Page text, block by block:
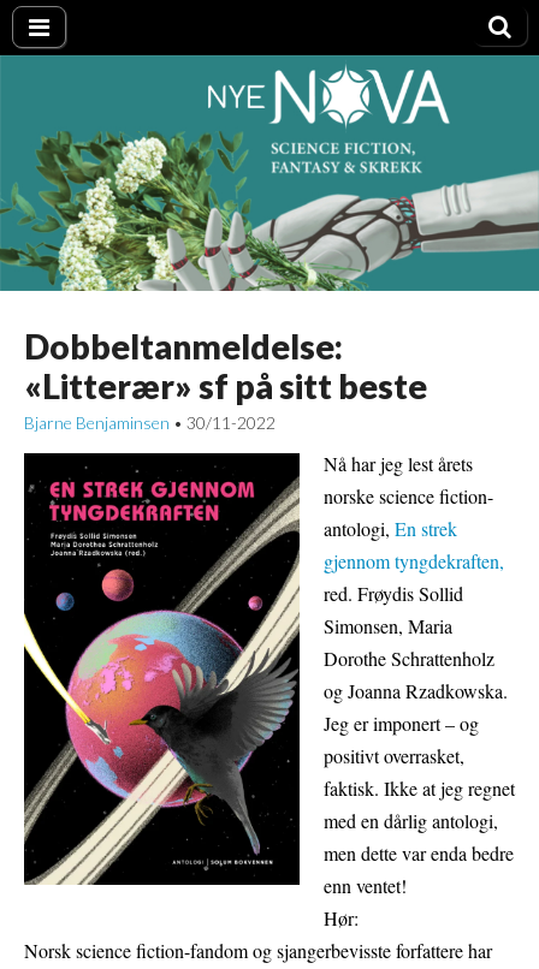
Nye NOVA
Dobbeltanmeldelse:
«Litterær» sf på sitt beste
Bjarne Benjaminsen • 30/11-2022
Nå har jeg lest årets
norske science fiction-
antologi, En strek
gjennom tyngdekraften,
red. Frøydis Sollid
Simonsen, Maria
Dorothe Schrattenholz
og Joanna Rzadkowska.
Jeg er imponert – og
positivt overrasket,
faktisk. Ikke at jeg regnet
med en dårlig antologi,
men dette var enda bedre
enn ventet!
Hør:
Norsk science fiction-fandom og sjangerbevisste forfattere har